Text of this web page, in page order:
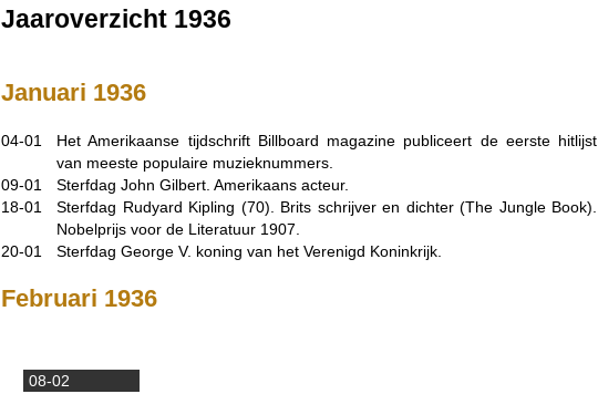
Jaaroverzicht 1936
Januari 1936
04-01
Het Amerikaanse tijdschrift Billboard magazine publiceert de eerste hitlijst
van meeste populaire muzieknummers.
09-01
Sterfdag John Gilbert. Amerikaans acteur.
18-01
Sterfdag Rudyard Kipling (70). Brits schrijver en dichter (The Jungle Book).
Nobelprijs voor de Literatuur 1907.
20-01
Sterfdag George V. koning van het Verenigd Koninkrijk.
Februari 1936
08-02